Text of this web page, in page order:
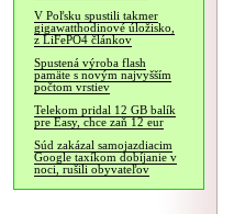
V Poľsku spustili takmer
gigawatthodinové úložisko,
z LiFePO4 článkov
Spustená výroba flash
pamäte s novým najvyšším
počtom vrstiev
Telekom pridal 12 GB balík
pre Easy, chce zaň 12 eur
Súd zakázal samojazdiacim
Google taxíkom dobíjanie v
noci, rušili obyvateľov